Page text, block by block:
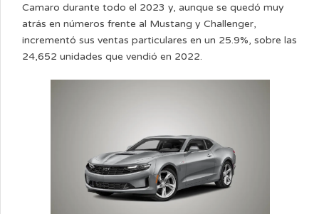
Camaro durante todo el 2023 y, aunque se quedó muy
atrás en números frente al Mustang y Challenger,
incrementó sus ventas particulares en un 25.9%, sobre las
24,652 unidades que vendió en 2022.